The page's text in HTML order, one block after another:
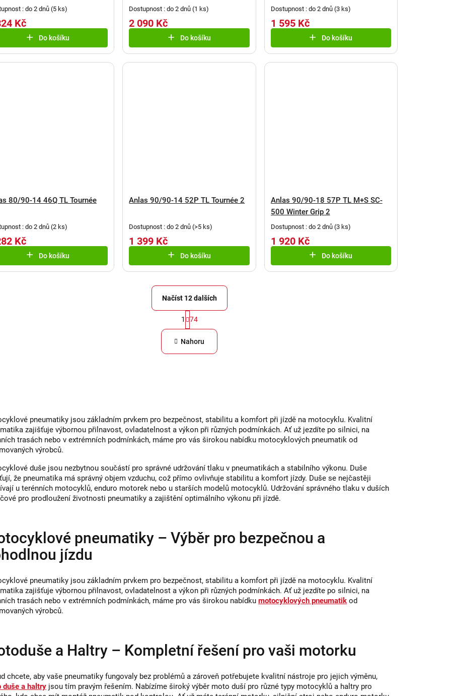
: do 2 dnů(5 ks)
Kč
Do košíku
Dostupnost : do 2 dnů(1 ks)
2 090 Kč
Do košíku
Dostupnost : do 2 dnů (3 ks)
1 595 Kč
Do košíku
80/90-14 46Q TL Tournée
: do 2 dnů(2 ks)
Kč
Do košíku
Anlas 90/90-14 52P TL Tournée 2
Dostupnost : do 2 dnů(>5 ks)
1 399 Kč
Do košíku
Anlas 90/90-18 57P TL M+S SC-
500 Winter Grip 2
Dostupnost : do 2 dnů (3 ks)
1 920 Kč
Do košíku
O
v
l
í
p
v
k
y
p
u
Načíst 12 dalších
S
t
r
á
n
í
1 74
Nahoru
pneumatiky jsou základním prvkem pro bezpečnost, stabilitu a komfort při jízdě na motocyklu. Kvalitní
zajišťuje výbornou přilnavost, ovladatelnost a výkon při různých podmínkách. Ať už jezdíte po silnici, na
trasách nebo v extrémních podmínkách, máme pro vás širokou nabídku motocyklových pneumatik od
výrobců.
duše jsou nezbytnou součástí pro správné udržování tlaku v pneumatikách a stabilního výkonu. Duše
že pneumatika má správný objem vzduchu, což přímo ovlivňuje stabilitu a komfort jízdy. Duše se nejčastěji
u terénních motocyklů, enduro motorek nebo u starších modelů motocyklů. Udržování správného tlaku v duších
pro prodloužení životnosti pneumatiky a zajištění optimálního výkonu při jízdě.
pneumatiky – Výběr pro bezpečnou a
jízdu
pneumatiky jsou základním prvkem pro bezpečnost, stabilitu a komfort při jízdě na motocyklu. Kvalitní
zajišťuje výbornou přilnavost, ovladatelnost a výkon při různých podmínkách. Ať už jezdíte po silnici, na
trasách nebo v extrémních podmínkách, máme pro vás širokou nabídku motocyklových pneumatik od
výrobců.
a Haltry – Kompletní řešení pro vaši motorku
chcete, aby vaše pneumatiky fungovaly bez problémů a zároveň potřebujete kvalitní nástroje pro jejich výměnu,
duše a haltry jsou tím pravým řešením. Nabízíme široký výběr moto duší pro různé typy motocyklů a haltry pro